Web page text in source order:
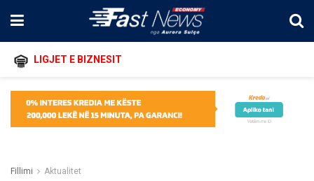
LIGJET E BIZNESIT
Fillimi Aktualitet